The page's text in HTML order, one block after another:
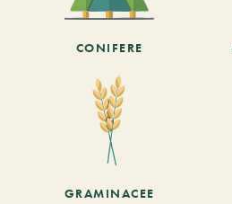
CONIFERE
GRAMINACEE